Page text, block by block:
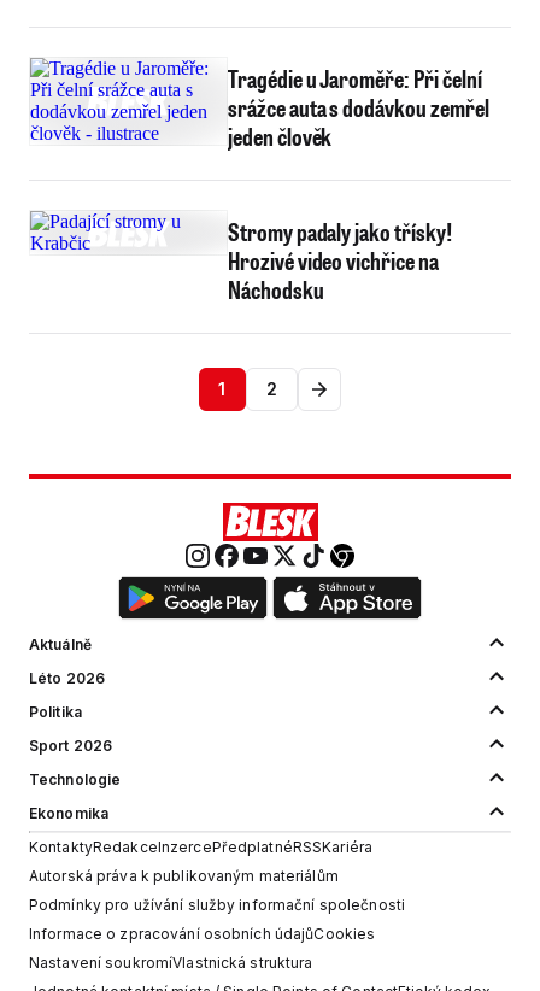
Tragédie u Jaroměře: Při čelní
srážce auta s dodávkou zemřel
jeden člověk
Stromy padaly jako třísky!
Hrozivé video vichřice na
Náchodsku
1 2
Aktuálně
Léto 2026
Politika
Sport 2026
Technologie
Ekonomika
KontaktyRedakceInzercePředplatnéRSSKariéra
Autorská práva k publikovaným materiálům
Podmínky pro užívání služby informační společnosti
Informace o zpracování osobních údajůCookies
Nastavení soukromíVlastnická struktura